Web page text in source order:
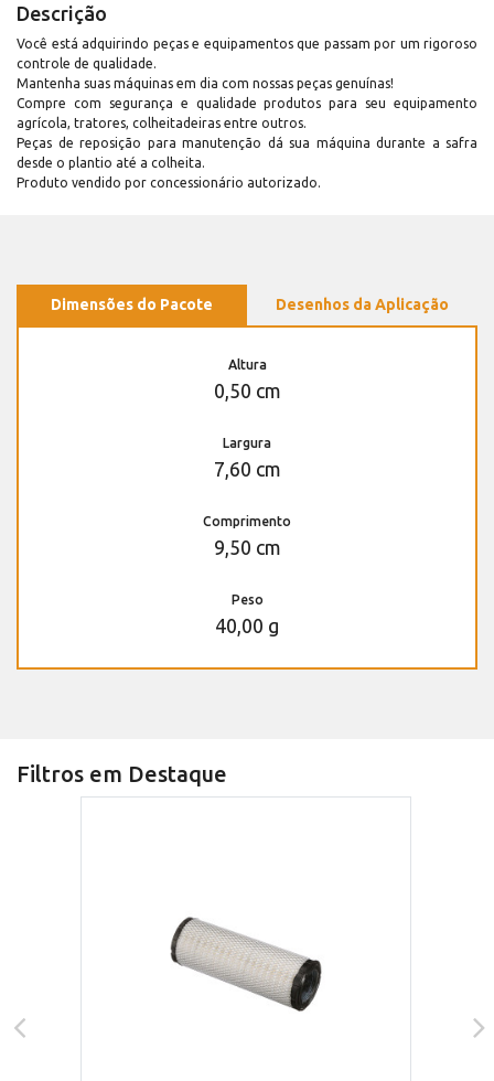
Descrição
Você está adquirindo peças e equipamentos que passam por um rigoroso
controle de qualidade.
Mantenha suas máquinas em dia com nossas peças genuínas!
Compre com segurança e qualidade produtos para seu equipamento
agrícola, tratores, colheitadeiras entre outros.
Peças de reposição para manutenção dá sua máquina durante a safra
desde o plantio até a colheita.
Produto vendido por concessionário autorizado.
Dimensões do Pacote Desenhos da Aplicação
Altura
0,50 cm
Largura
7,60 cm
Comprimento
9,50 cm
Peso
40,00 g
Filtros em Destaque